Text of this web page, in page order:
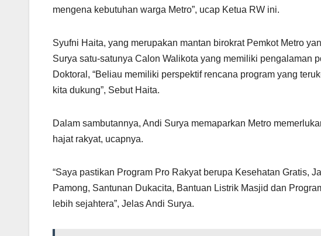
mengena kebutuhan warga Metro”, ucap Ketua RW ini.
Syufni Haita, yang merupakan mantan birokrat Pemkot Metro
Surya satu-satunya Calon Walikota yang memiliki pengalaman
Doktoral, “Beliau memiliki perspektif rencana program yang
kita dukung”, Sebut Haita.
Dalam sambutannya, Andi Surya memaparkan Metro
hajat rakyat, ucapnya.
“Saya pastikan Program Pro Rakyat berupa Kesehatan Gratis,
Pamong, Santunan Dukacita, Bantuan Listrik Masjid dan
lebih sejahtera”, Jelas Andi Surya.